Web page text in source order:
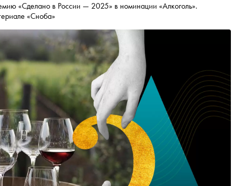
«Сделано в России — 2025» в номинации «Алкоголь».
«Сноба»